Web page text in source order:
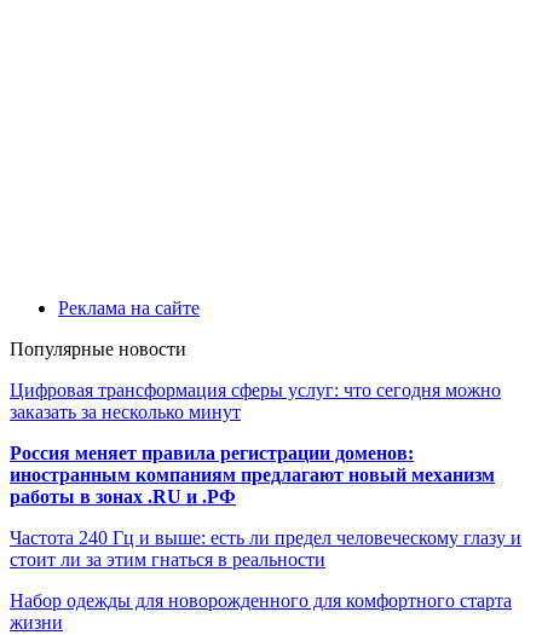
Реклама на сайте
Популярные новости
Цифровая трансформация сферы услуг: что сегодня можно
заказать за несколько минут
Россия меняет правила регистрации доменов:
иностранным компаниям предлагают новый механизм
работы в зонах .RU и .РФ
Частота 240 Гц и выше: есть ли предел человеческому глазу и
стоит ли за этим гнаться в реальности
Набор одежды для новорожденного для комфортного старта
жизни